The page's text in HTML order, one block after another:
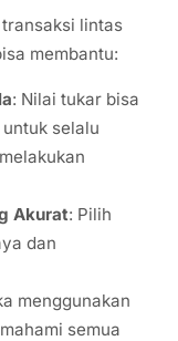
lintas
membantu:
: Nilai tukar bisa
selalu
Akurat: Pilih
dan
menggunakan
semua